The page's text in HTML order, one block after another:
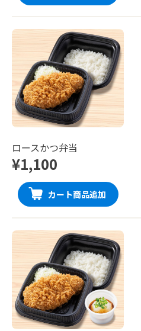
ロースかつ弁当
¥1,100
カート商品追加